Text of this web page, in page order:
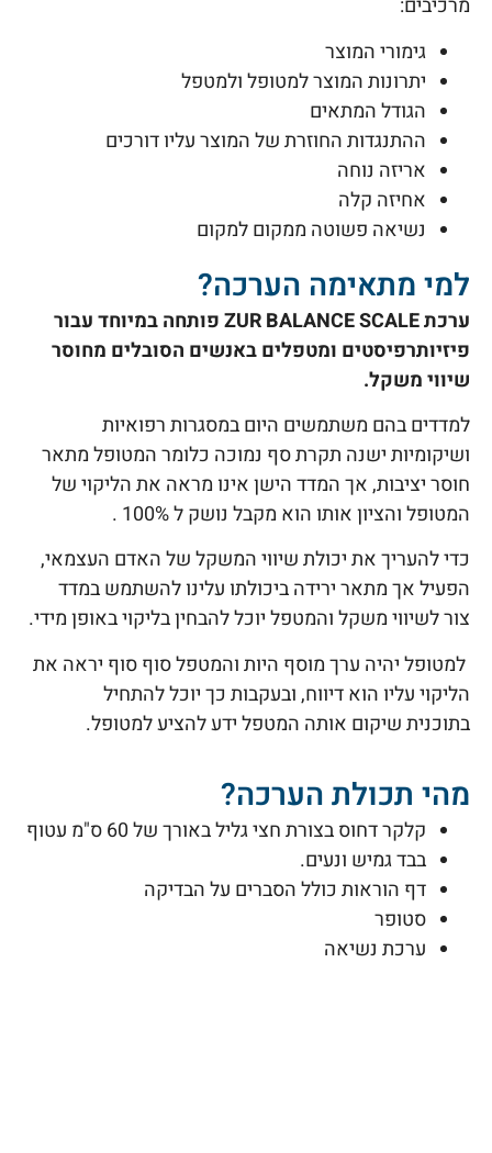
מרכיבים:
גימורי המוצר
יתרונות המוצר למטופל ולמטפל
הגודל המתאים
ההתנגדות החוזרת של המוצר עליו דורכים
אריזה נוחה
אחיזה קלה
נשיאה פשוטה ממקום למקום
למי מתאימה הערכה?
ערכת ZUR BALANCE SCALE פותחה במיוחד עבור
פיזיותרפיסטים ומטפלים באנשים הסובלים מחוסר
שיווי משקל.
למדדים בהם משתמשים היום במסגרות רפואיות
ושיקומיות ישנה תקרת סף נמוכה כלומר המטופל מתאר
חוסר יציבות, אך המדד הישן אינו מראה את הליקוי של
המטופל והציון אותו הוא מקבל נושק ל 100% .
כדי להעריך את יכולת שיווי המשקל של האדם העצמאי,
הפעיל אך מתאר ירידה ביכולתו עלינו להשתמש במדד
צור לשיווי משקל והמטפל יוכל להבחין בליקוי באופן מידי.
למטופל יהיה ערך מוסף היות והמטפל סוף סוף יראה את
הליקוי עליו הוא דיווח, ובעקבות כך יוכל להתחיל
בתוכנית שיקום אותה המטפל ידע להציע למטופל.
מהי תכולת הערכה?
קלקר דחוס בצורת חצי גליל באורך של 60 ס"מ עטוף
בבד גמיש ונעים.
דף הוראות כולל הסברים על הבדיקה
סטופר
ערכת נשיאה